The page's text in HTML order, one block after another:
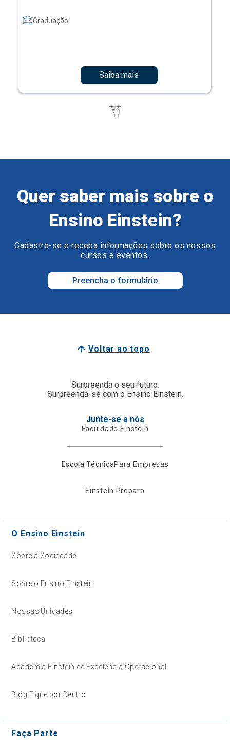
Graduação
Saiba mais
Quer saber mais sobre o
Ensino Einstein?
Cadastre-se e receba informações sobre os nossos
cursos e eventos.
Preencha o formulário
Voltar ao topo
Surpreenda o seu futuro.
Surpreenda-se com o Ensino Einstein.
Junte-se a nós
Faculdade Einstein
Escola TécnicaPara Empresas
Einstein Prepara
O Ensino Einstein
Sobre a Sociedade
Sobre o Ensino Einstein
Nossas Unidades
Biblioteca
Academia Einstein de Excelência Operacional
Blog Fique por Dentro
Faça Parte